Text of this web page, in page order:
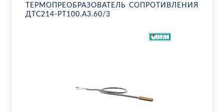
ТЕР­МО­ПРЕ­ОБ­РА­ЗО­ВА­ТЕЛЬ СО­ПРО­ТИВ­ЛЕ­НИЯ
ДТ­С214-РТ100.А3.60/3